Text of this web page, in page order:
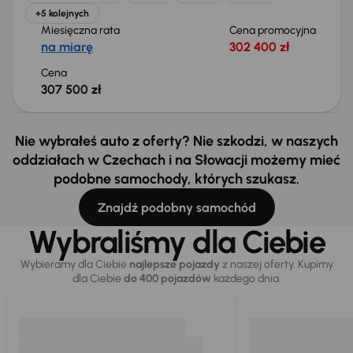
+5 kolejnych
Miesięczna rata
na miarę
Cena promocyjna
302 400 zł
Cena
307 500 zł
Nie wybrałeś auto z oferty? Nie szkodzi, w naszych
oddziałach w Czechach i na Słowacji możemy mieć
podobne samochody, których szukasz.
Znajdź podobny samochód
Wybraliśmy dla Ciebie
Wybieramy dla Ciebie najlepsze pojazdy z naszej oferty. Kupimy
dla Ciebiedo 400 pojazdówkażdego dnia.